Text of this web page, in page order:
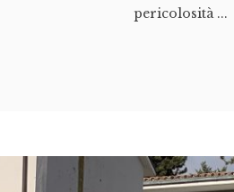
pericolosità ...